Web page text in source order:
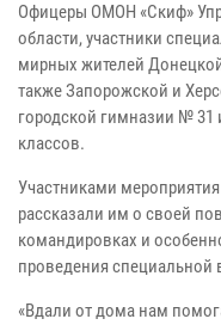
Офицеры ОМОН «Скиф»
области, участники
мирных жителей
также Запорожской и
городской гимназии № 31
классов.
Участниками
рассказали им о своей
командировках и
проведения специальной
«Вдали от дома нам